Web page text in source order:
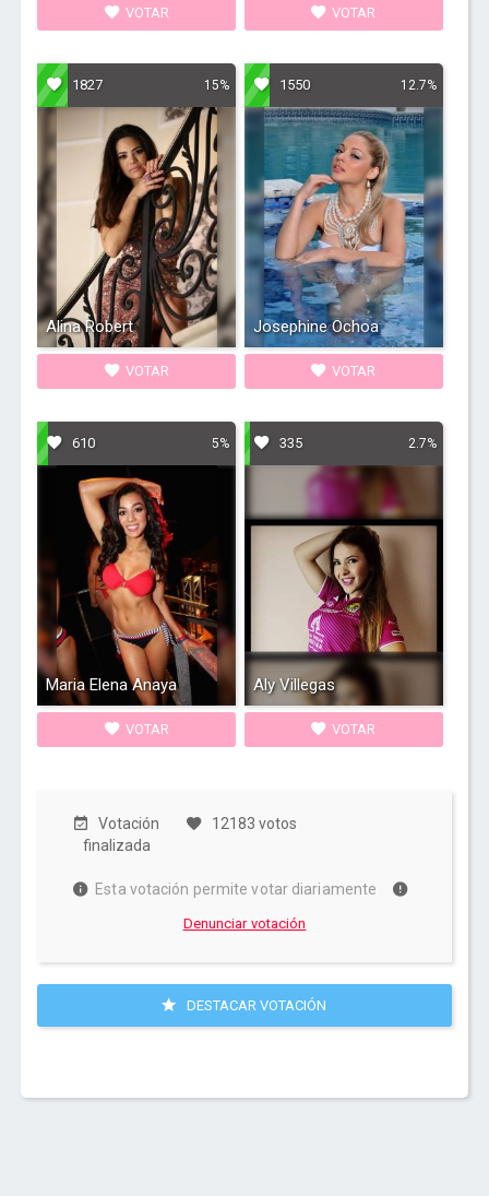
VOTAR VOTAR
1827 15%
Alina Robert
VOTAR
1550 12.7%
Josephine Ochoa
VOTAR
610 5%
Maria Elena Anaya
VOTAR
335 2.7%
Aly Villegas
VOTAR
Votación
finalizada
12183 votos
Esta votación permite votar diariamente
Denunciar votación
DESTACAR VOTACIÓN